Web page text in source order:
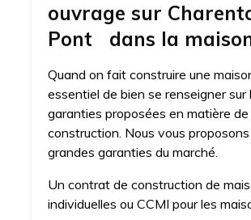
ouvrage sur
Pont dans la
Quand on fait construire une
essentiel de bien se renseigner sur
garanties proposées en matière de
construction. Nous vous proposons
grandes garanties du marché.
Un contrat de construction de
individuelles ou CCMI pour les